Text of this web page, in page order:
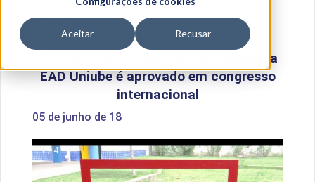
Aceitar Recusar
de professoras da Pedagogia EAD Uniube é aprovado
em congresso internacional
Trabalho de professoras da Pedagogia
EAD Uniube é aprovado em congresso
internacional
05 de junho de 18
1 / 4